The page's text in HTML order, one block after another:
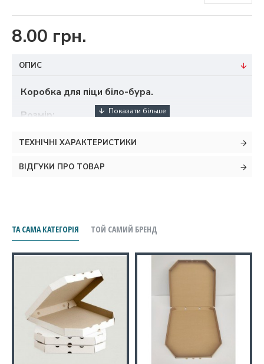
8.00 грн.
ОПИС
Коробка для піци біло-бура.
Розмір:
довжина - 30 см
висота - 3,5 см
від 5000 гривень.
ТЕХНІЧНІ ХАРАКТЕРИСТИКИ
ВІДГУКИ ПРО ТОВАР
ТА САМА КАТЕГОРІЯ ТОЙ САМИЙ БРЕНД